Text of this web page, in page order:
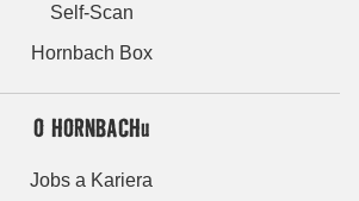
Self-Scan
Hornbach Box
O HORNBACHu
Jobs a Kariera